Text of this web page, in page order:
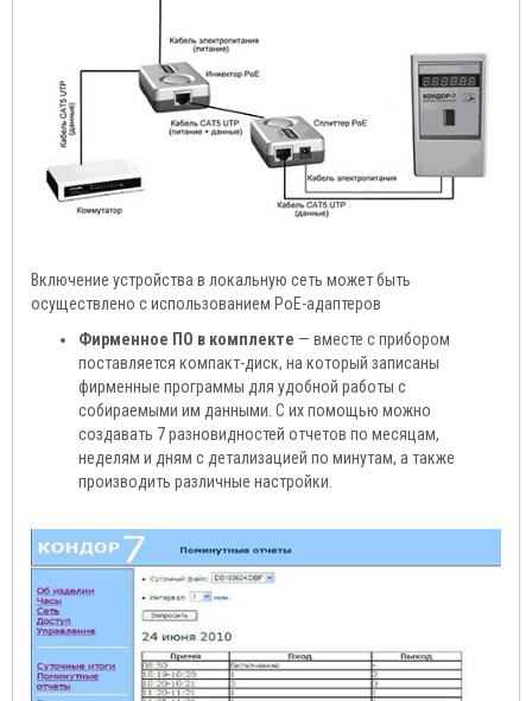
Включение устройства в локальную сеть может быть
осуществлено с использованием PoE-адаптеров
Фирменное ПО в комплекте — вместе с прибором
поставляется компакт-диск, на который записаны
фирменные программы для удобной работы с
собираемыми им данными. С их помощью можно
создавать 7 разновидностей отчетов по месяцам,
неделям и дням с детализацией по минутам, а также
производить различные настройки.